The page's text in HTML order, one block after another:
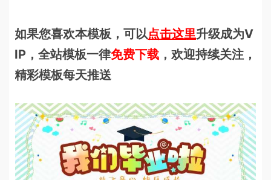
如果您喜欢本模板，可以点击这里升级成为V
IP，全站模板一律免费下载 ，欢迎持续关注，
精彩模板每天推送